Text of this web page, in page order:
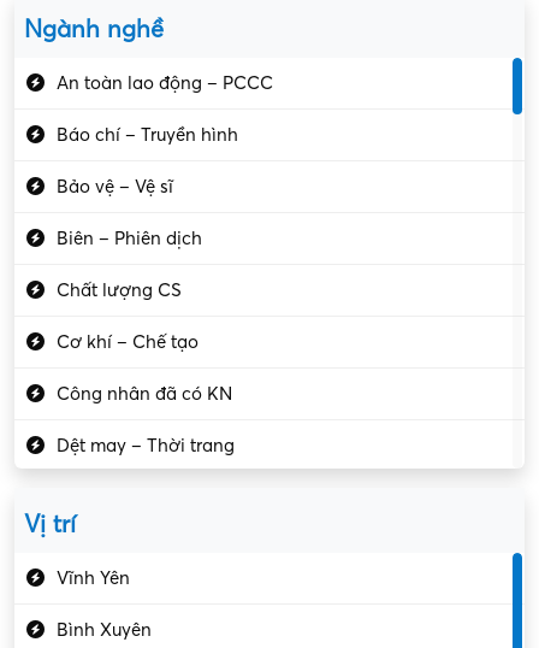
Ngành nghề
An toàn lao động – PCCC
Báo chí – Truyền hình
Bảo vệ – Vệ sĩ
Biên – Phiên dịch
Chất lượng CS
Cơ khí – Chế tạo
Công nhân đã có KN
Dệt may – Thời trang
Vị trí
Vĩnh Yên
Bình Xuyên